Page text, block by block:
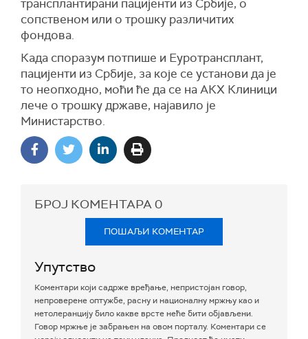
трансплантирани пацијенти из Србије, о
сопственом или о трошку различитих
фондова.
Када споразум потпише и Еуротрансплант,
пацијенти из Србије, за које се установи да је
то неопходно, моћи ће да се на АКХ Клиници
лече о трошку државе, најавило је
Министарство.
БРОЈ КОМЕНТАРА0
ПОШАЉИ КОМЕНТАР
Упутство
Коментари који садрже вређање, непристојан говор,
непроверене оптужбе, расну и националну мржњу као и
нетолеранцију било какве врсте неће бити објављени.
Говор мржње је забрањен на овом порталу. Коментари се